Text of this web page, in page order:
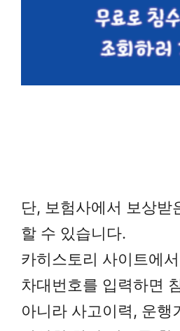
단, 보험사에서 보상받
할 수 있습니다.
카히스토리 사이트에
차대번호를 입력하면
아니라 사고이력, 운행